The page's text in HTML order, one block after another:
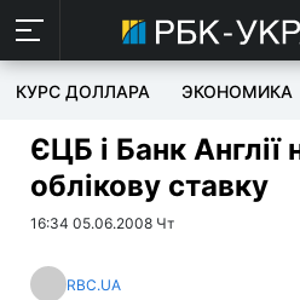
КУРС ДОЛЛАРА ЭКОНОМИКА
ЄЦБ і Банк Англії
облікову ставку
16:34 05.06.2008 Чт
RBC.UA